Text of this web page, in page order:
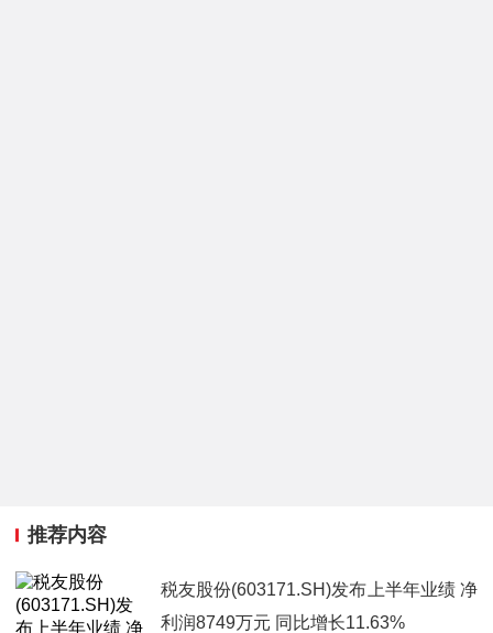
推荐内容
税友股份(603171.SH)发布上半年业绩 净
利润8749万元 同比增长11.63%